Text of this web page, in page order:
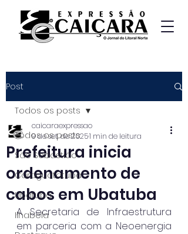
Post
Todos os posts
São Sebastião
Caraguatatuba
Ubatuba
Ilhabela
Todos os posts
Prefeitura inicia
ordenamento de
cabos em Ubatuba
caicaraexpressao
9 de set. de 20251 min de leitura
A Secretaria de Infraestrutura
em parceria com a Neoenergia